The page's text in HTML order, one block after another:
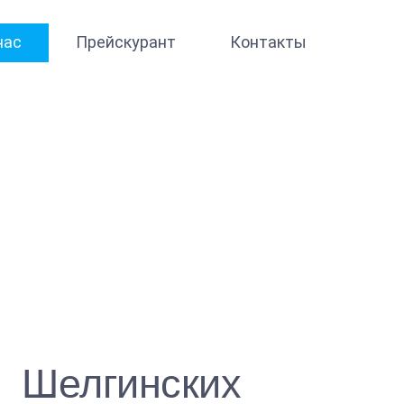
Прейскурант Контакты
Шелгинских